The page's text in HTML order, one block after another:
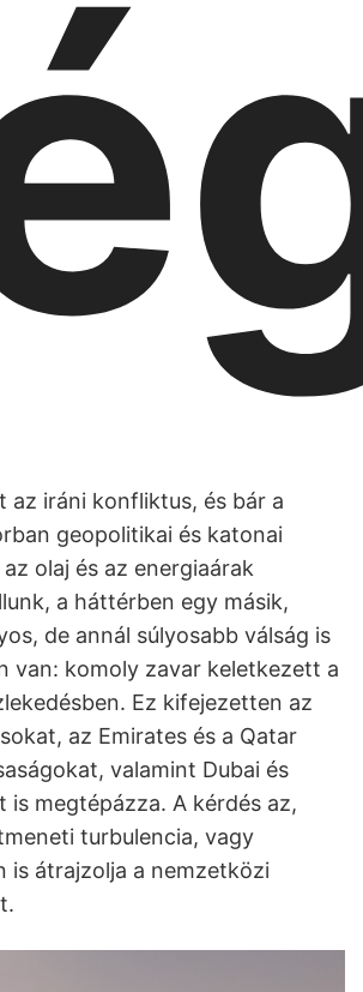
az iráni konfliktus, és bár a
geopolitikai és katonai
olaj és az energiaárak
a háttérben egy másik,
de annál súlyosabb válság is
van: komoly zavar keletkezett a
Ez kifejezetten az
az Emirates és a Qatar
valamint Dubai és
is megtépázza. A kérdés az,
turbulencia, vagy
is átrajzolja a nemzetközi